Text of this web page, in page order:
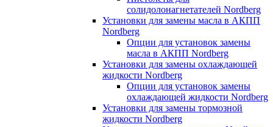
солидолонагнетателей Nordberg
Установки для замены масла в АКПП
Nordberg
Опции для установок замены
масла в АКПП Nordberg
Установки для замены охлаждающей
жидкости Nordberg
Опции для установок замены
охлаждающей жидкости Nordberg
Установки для замены тормозной
жидкости Nordberg